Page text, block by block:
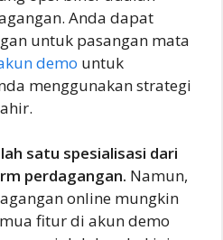
Anda dapat
untuk pasangan mata
demo untuk
menggunakan strategi
satu spesialisasi dari
perdagangan. Namun,
online mungkin
fitur di akun demo